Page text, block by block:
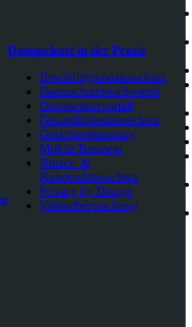
Datenschutz in der Praxis
Beschäftigtendatenschutz
Datenschutzbeschwerde
Datenschutzvorfall
Gesundheitsdatenschutz
Gesichtserkennung
Mobile Business
Nutzer- &
Kundendatenschutz
Privacy by Design
Videoüberwachung